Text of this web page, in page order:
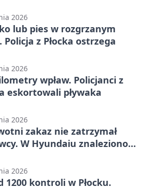
2026
lub pies w rozgrzanym
Policja z Płocka ostrzega
2026
wpław. Policjanci z
eskortowali pływaka
2026
zakaz nie zatrzymał
W Hyundaiu znaleziono
2026
1200 kontroli w Płocku.